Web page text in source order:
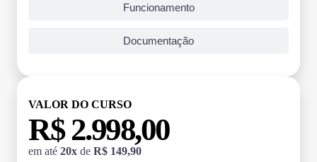
Funcionamento
Documentação
VALOR DO CURSO
R$ 2.998,00
em até 20x de R$ 149,90